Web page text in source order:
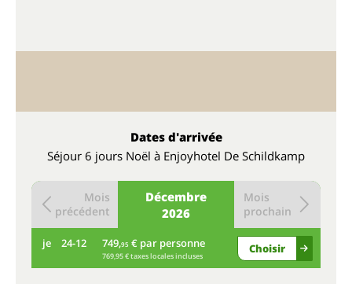
Dates d'arrivée
Séjour 6 jours Noël à Enjoyhotel De Schildkamp
Décembre
2026
Mois
précédent
Mois
prochain
je 24-12 749,95 € par personne
769,95 € taxes locales incluses
Choisir